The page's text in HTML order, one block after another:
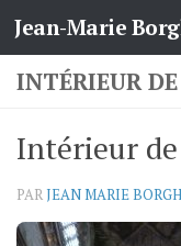
Skip to content
Jean-Marie
INTÉRIEUR
Intérieur
PARJEAN MARIE